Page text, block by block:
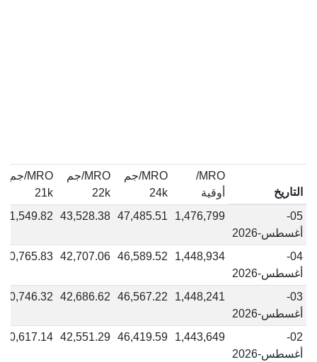
التاريخ
MRO/
أوقية
MRO/جم
24k
MRO/جم
22k
MRO/جم
21k
05-
أغسطس-2026
1,476,799
47,485.51
43,528.38
41,549.82
04-
أغسطس-2026
1,448,934
46,589.52
42,707.06
40,765.83
03-
أغسطس-2026
1,448,241
46,567.22
42,686.62
40,746.32
02-
أغسطس-2026
1,443,649
46,419.59
42,551.29
40,617.14